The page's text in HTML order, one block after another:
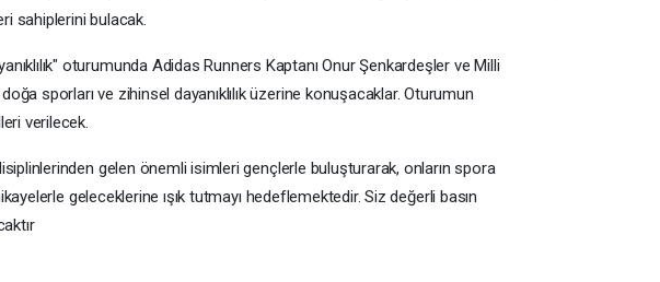
sahiplerini bulacak.
oturumunda Adidas Runners Kaptanı Onur Şenkardeşler ve Milli
sporları ve zihinsel dayanıklılık üzerine konuşacaklar. Oturumun
verilecek.
gelen önemli isimleri gençlerle buluşturarak, onların spora
geleceklerine ışık tutmayı hedeflemektedir. Siz değerli basın